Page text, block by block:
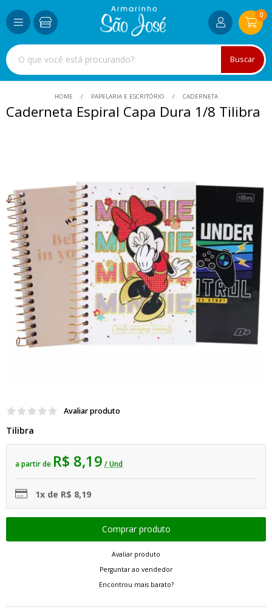
Buscar
0
HOME PAPELARIA E ESCRITÓRIO CADERNETA
Caderneta Espiral Capa Dura 1/8 Tilibra
Avaliar produto
Tilibra
a partir de R$ 8,19 / Und
1x de R$ 8,19
Avaliar produto
Perguntar ao vendedor
Encontrou mais barato?